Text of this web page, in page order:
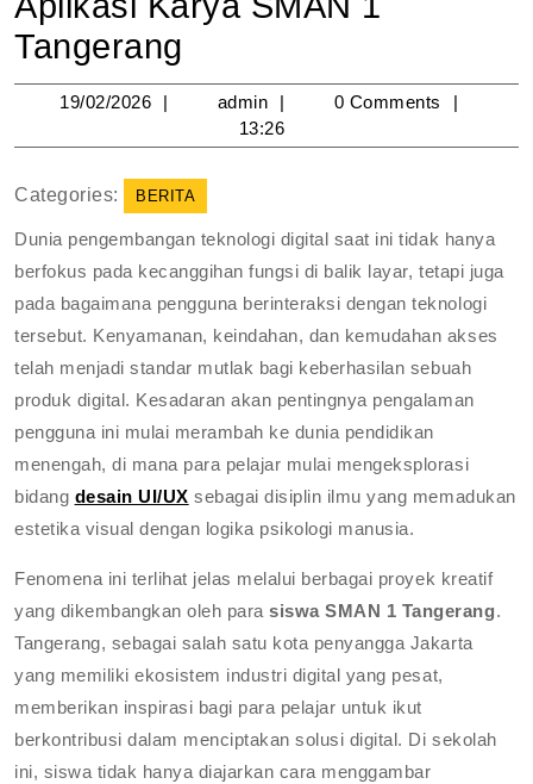
Tangerang
19/02/2026 19/02/2026
admin admin0 Comments
13:26
Categories: BERITA
Dunia pengembangan teknologi digital saat ini tidak hanya
berfokus pada kecanggihan fungsi di balik layar, tetapi juga
pada bagaimana pengguna berinteraksi dengan teknologi
tersebut. Kenyamanan, keindahan, dan kemudahan akses
telah menjadi standar mutlak bagi keberhasilan sebuah
produk digital. Kesadaran akan pentingnya pengalaman
pengguna ini mulai merambah ke dunia pendidikan
menengah, di mana para pelajar mulai mengeksplorasi
bidang desain UI/UX sebagai disiplin ilmu yang memadukan
estetika visual dengan logika psikologi manusia.
Fenomena ini terlihat jelas melalui berbagai proyek kreatif
yang dikembangkan oleh parasiswa SMAN 1 Tangerang.
Tangerang, sebagai salah satu kota penyangga Jakarta
yang memiliki ekosistem industri digital yang pesat,
memberikan inspirasi bagi para pelajar untuk ikut
berkontribusi dalam menciptakan solusi digital. Di sekolah
ini, siswa tidak hanya diajarkan cara menggambar